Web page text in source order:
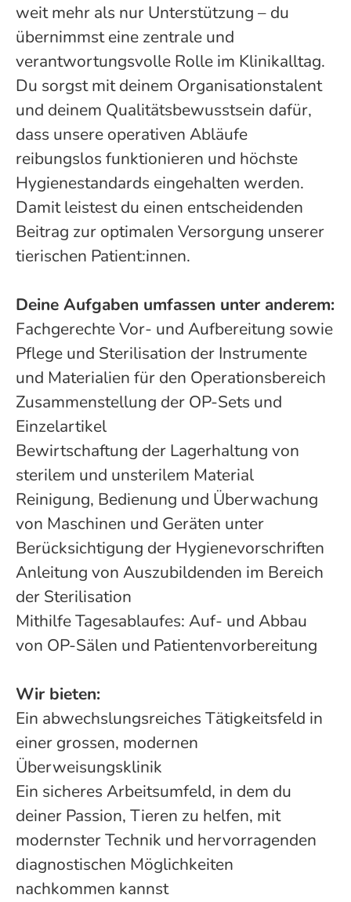
weit mehr als nur Unterstützung – du
übernimmst eine zentrale und
verantwortungsvolle Rolle im Klinikalltag.
Du sorgst mit deinem Organisationstalent
und deinem Qualitätsbewusstsein dafür,
dass unsere operativen Abläufe
reibungslos funktionieren und höchste
Hygienestandards eingehalten werden.
Damit leistest du einen entscheidenden
Beitrag zur optimalen Versorgung unserer
tierischen Patient:innen.
Deine Aufgaben umfassen unter anderem:
Fachgerechte Vor- und Aufbereitung sowie
Pflege und Sterilisation der Instrumente
und Materialien für den Operationsbereich
Zusammenstellung der OP-Sets und
Einzelartikel
Bewirtschaftung der Lagerhaltung von
sterilem und unsterilem Material
Reinigung, Bedienung und Überwachung
von Maschinen und Geräten unter
Berücksichtigung der Hygienevorschriften
Anleitung von Auszubildenden im Bereich
der Sterilisation
Mithilfe Tagesablaufes: Auf- und Abbau
von OP-Sälen und Patientenvorbereitung
Wir bieten:
Ein abwechslungsreiches Tätigkeitsfeld in
einer grossen, modernen
Überweisungsklinik
Ein sicheres Arbeitsumfeld, in dem du
deiner Passion, Tieren zu helfen, mit
modernster Technik und hervorragenden
diagnostischen Möglichkeiten
nachkommen kannst